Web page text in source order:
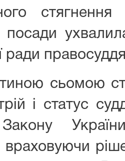
посади
ради
сьомою
і статус
враховуючи